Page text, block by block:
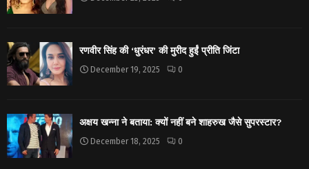
रणवीर सिंह की ‘धुरंधर’ की मुरीद हुईं प्रीति जिंटा
December 19, 2025 0
अक्षय खन्ना ने बताया: क्यों नहीं बने शाहरुख जैसे सुपरस्टार?
December 18, 2025 0